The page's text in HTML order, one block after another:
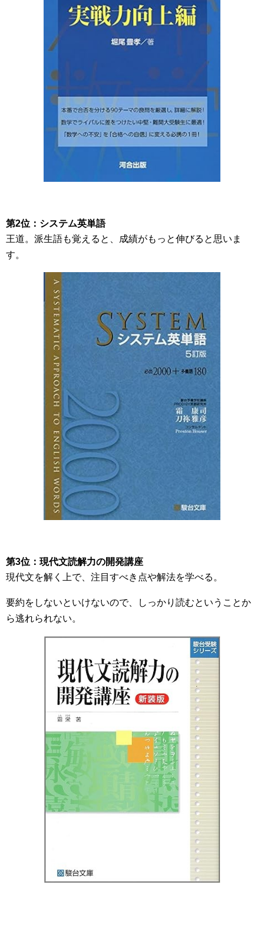
第2位：システム英単語
王道。派生語も覚えると、成績がもっと伸びると思いま
す。
第3位：現代文読解力の開発講座
現代文を解く上で、注目すべき点や解法を学べる。
要約をしないといけないので、しっかり読むということか
ら逃れられない。